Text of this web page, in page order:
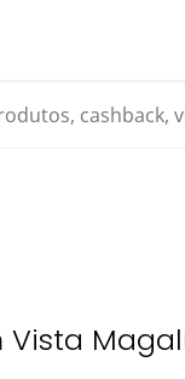
cashback, viagens...
Vista